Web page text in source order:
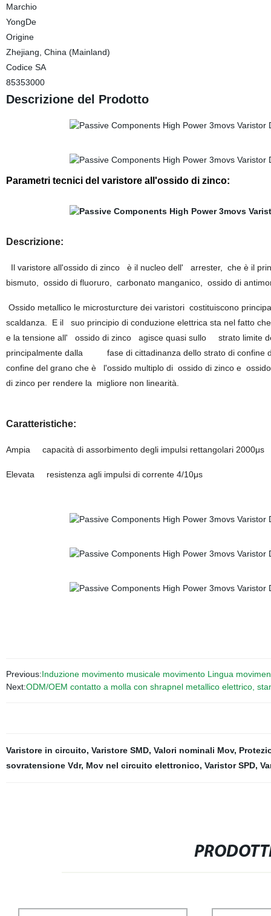
Marchio
YongDe
Origine
Zhejiang, China (Mainland)
Codice SA
85353000
Descrizione del Prodotto
Parametri tecnici del varistore all'ossido di zinco:
Descrizione:
Il varistore all'ossido di zincoè il nucleo dell' arrester, che è il
bismuto, ossido di fluoruro, carbonato manganico, ossido di
Ossido metallico le microsturcture dei varistori costituiscono
scaldanza. E il suo principio di conduzione elettrica sta nel fatto
e la tensione all' ossido di zinco agisce quasi sullo strato limite
principalmente dalla fase di cittadinanza dello strato di confine
confine del grano che è l'ossido multiplo di ossido di zinco e
di zinco per rendere la migliore non linearità.
Caratteristiche:
Ampia capacità di assorbimento degli impulsi rettangolari 2000μs
Elevata resistenza agli impulsi di corrente 4/10μs
Previous:Induzione movimento musicale movimento Lingua
Next:ODM/OEM contatto a molla con shrapnel metallico elettrico,
Varistore in circuito, Varistore SMD, Valori nominali Mov,
sovratensione Vdr, Mov nel circuito elettronico, Varistor SPD,